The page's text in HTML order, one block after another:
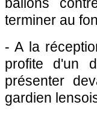
terminer au
- A la
profite d'un
présenter
gardien